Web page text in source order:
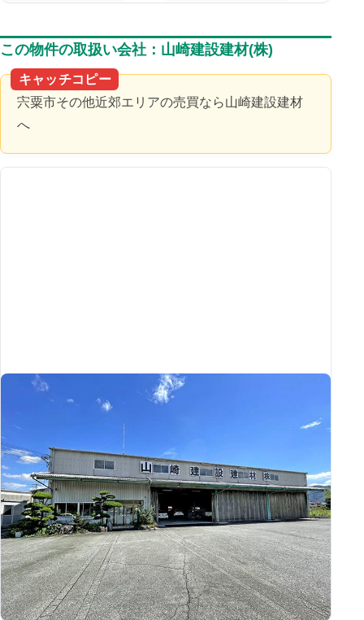
この物件の取扱い会社：山崎建設建材(株)
キャッチコピー
宍粟市その他近郊エリアの売買なら山崎建設建材
へ